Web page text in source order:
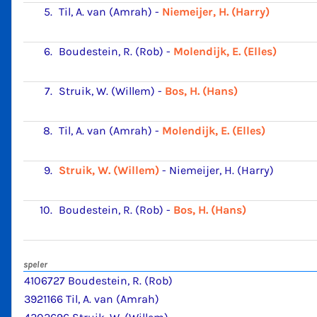
5. Til, A. van (Amrah) - Niemeijer, H. (Harry)
6. Boudestein, R. (Rob) - Molendijk, E. (Elles)
7. Struik, W. (Willem) - Bos, H. (Hans)
8. Til, A. van (Amrah) - Molendijk, E. (Elles)
9. Struik, W. (Willem) - Niemeijer, H. (Harry)
10. Boudestein, R. (Rob) - Bos, H. (Hans)
speler
4106727 Boudestein, R. (Rob)
3921166 Til, A. van (Amrah)